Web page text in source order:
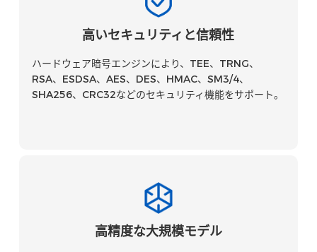
高いセキュリティと信頼性
ハードウェア暗号エンジンにより、TEE、TRNG、
RSA、ESDSA、AES、DES、HMAC、SM3/4、
SHA256、CRC32などのセキュリティ機能をサポート。
高精度な大規模モデル